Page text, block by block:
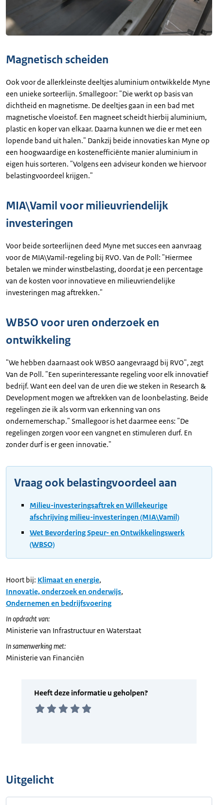
Magnetisch scheiden
Ook voor de allerkleinste deeltjes aluminium ontwikkelde Myne
een unieke sorteerlijn. Smallegoor: "Die werkt op basis van
dichtheid en magnetisme. De deeltjes gaan in een bad met
magnetische vloeistof. Een magneet scheidt hierbij aluminium,
plastic en koper van elkaar. Daarna kunnen we die er met een
lopende band uit halen." Dankzij beide innovaties kan Myne op
een hoogwaardige en kostenefficiënte manier aluminium in
eigen huis sorteren. "Volgens een adviseur konden we hiervoor
belastingvoordeel krijgen."
MIA\Vamil voor milieuvriendelijk
investeringen
Voor beide sorteerlijnen deed Myne met succes een aanvraag
voor de MIA\Vamil-regeling bij RVO. Van de Poll: "Hiermee
betalen we minder winstbelasting, doordat je een percentage
van de kosten voor innovatieve en milieuvriendelijke
investeringen mag aftrekken."
WBSO voor uren onderzoek en
ontwikkeling
"We hebben daarnaast ook WBSO aangevraagd bij RVO", zegt
Van de Poll. "Een superinteressante regeling voor elk innovatief
bedrijf. Want een deel van de uren die we steken in Research &
Development mogen we aftrekken van de loonbelasting. Beide
regelingen zie ik als vorm van erkenning van ons
ondernemerschap." Smallegoor is het daarmee eens: "De
regelingen zorgen voor een vangnet en stimuleren durf. En
zonder durf is er geen innovatie."
Vraag ook belastingvoordeel aan
Milieu-investeringsaftrek en Willekeurige
afschrijving milieu-investeringen (MIA\Vamil)
Wet Bevordering Speur- en Ontwikkelingswerk
(WBSO)
Hoort bij: Klimaat en energie,
Innovatie, onderzoek en onderwijs,
Ondernemen en bedrijfsvoering
In opdracht van:
Ministerie van Infrastructuur en Waterstaat
In samenwerking met:
Ministerie van Financiën
Uitgelicht